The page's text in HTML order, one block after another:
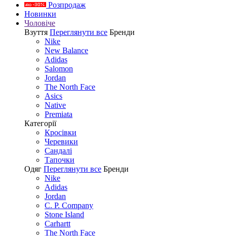
Розпродаж
Новинки
Чоловіче
Взуття Переглянути все Бренди
Nike
New Balance
Adidas
Salomon
Jordan
The North Face
Asics
Native
Premiata
Категорії
Кросівки
Черевики
Сандалі
Tапочки
Одяг Переглянути все Бренди
Nike
Adidas
Jordan
C. P. Company
Stone Island
Carhartt
The North Face